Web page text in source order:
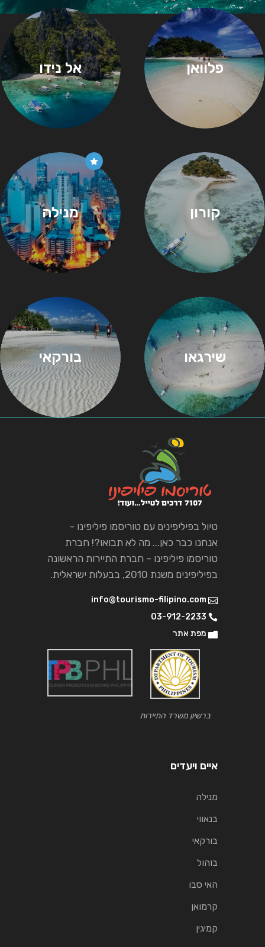
פלוואן אל נידו
קורון מנילה
שירגאו בורקאי
טיול בפיליפינים עם טוריסמו פיליפינו -
אנחנו כבר כאן... מה לא תבואו?! חברת
טוריסמו פיליפינו – חברת התיירות הראשונה
בפיליפינים משנת 2010, בבעלות ישראלית.
info@tourismo-filipino.com
03-912-2233
מפת אתר
ברשיון משרד התיירות
איים ויעדים
מנילה
בנאווי
בורקאי
בוהול
האי סבו
קרמואן
קמיגין